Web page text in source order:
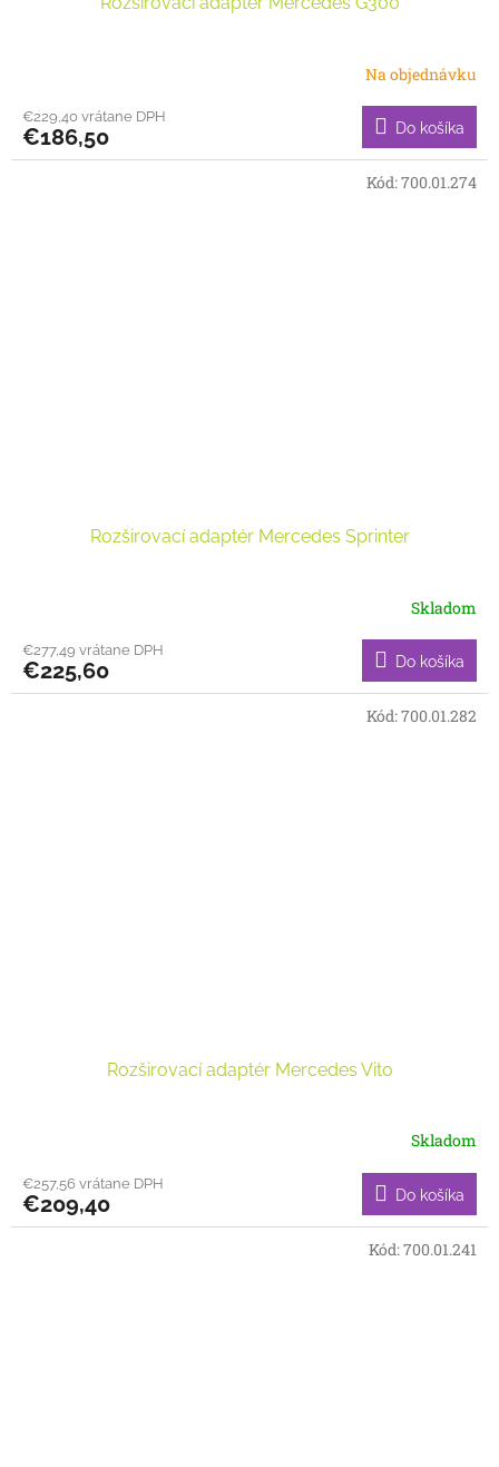
Na objednávku
€229,40 vrátane DPH
€186,50 Do košíka
Rozširovací adaptér Mercedes Sprinter
Skladom
€277,49 vrátane DPH
€225,60 Do košíka
Kód:700.01.274
Rozširovací adaptér Mercedes Vito
Skladom
€257,56 vrátane DPH
€209,40 Do košíka
Kód:700.01.282
Kód:700.01.241